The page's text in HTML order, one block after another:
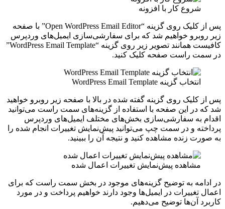
شروع کار با افزونه
پس از کلیک روی گزینه “Open WordPress Email Editor” با صفحه
زیر روبرو خواهیم شد که برای سفارشی‌سازی ایمیل‌های وردپرس
کافیست همانند تصویر زیر روی گزینه “WordPress Email Template”
در سمت راست صفحه کلیک کنید.
انتخاب گزینه WordPress Email Template
پس از کلیک روی گزینه گفته شده در بالا با صفحه زیر روبرو خواهید
شد که در این صفحه با استفاده از گزینه‌های سمت راست می‌توانید
اقدام به سفارشی‌سازی بخش‌های مختلف ایمیل‌های وردپرس
پرداخته و در سمت چپ می‌توانید پیش‌نمایش تغییرات انجام شده را
به صورت زنده مشاهده کنید و نتیجه آن را ببینید.
مشاهده پیش‌نمایش تغییرات اعمال شده
در ادامه به توضیح گزینه‌های موجود در بخش سمت راست که برای
اعمال تغییرات در ایمیل‌ها وجود دارند خواهیم پرداخت و در مورد
کاربرد آن‌ها توضیح می‌دهیم.